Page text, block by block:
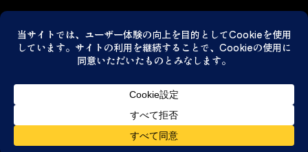
© 2026 神戸市立科学技術高等学校